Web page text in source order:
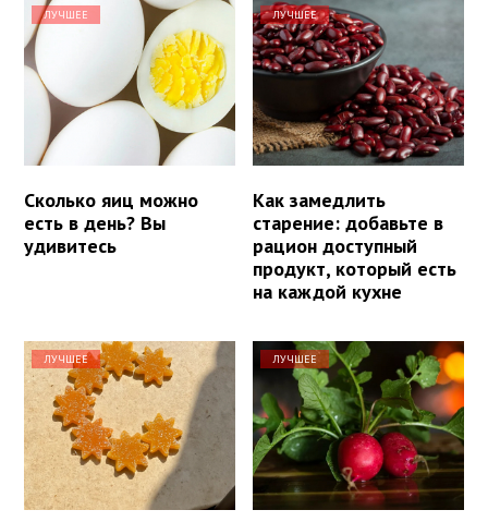
ЛУЧШЕЕ
Сколько яиц можно
есть в день? Вы
удивитесь
ЛУЧШЕЕ
Как замедлить
старение: добавьте в
рацион доступный
продукт, который есть
на каждой кухне
ЛУЧШЕЕ ЛУЧШЕЕ